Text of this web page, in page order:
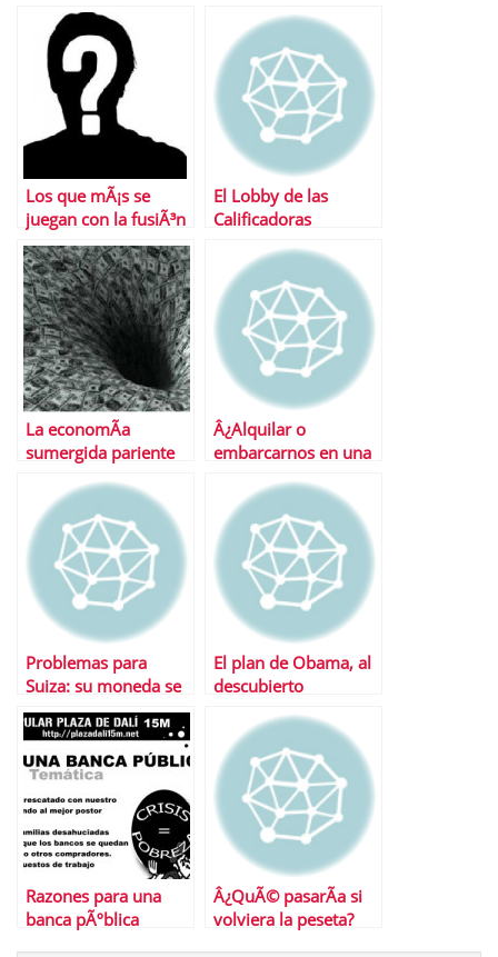
Los que mÃ¡s se
juegan con la fusiÃ³n
de las cajas
El Lobby de las
Calificadoras
La economÃ­a
sumergida pariente
de la crisis
Â¿Alquilar o
embarcarnos en una
Problemas para
Suiza: su moneda se
aprecia cada dÃ­a
El plan de Obama, al
descubierto
Razones para una
banca pÃºblica
Â¿QuÃ© pasarÃ­a si
volviera la peseta?